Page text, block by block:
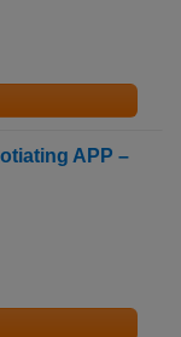
APP –